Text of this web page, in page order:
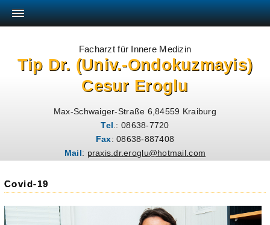
Facharzt für Innere Medizin
Tip Dr. (Univ.-Ondokuzmayis)
Cesur Eroglu
Max-Schwaiger-Straße 6,84559 Kraiburg
Tel .: 08638-7720
Fax: 08638-887408
Mail : praxis.dr.eroglu@hotmail.com
Covid-19